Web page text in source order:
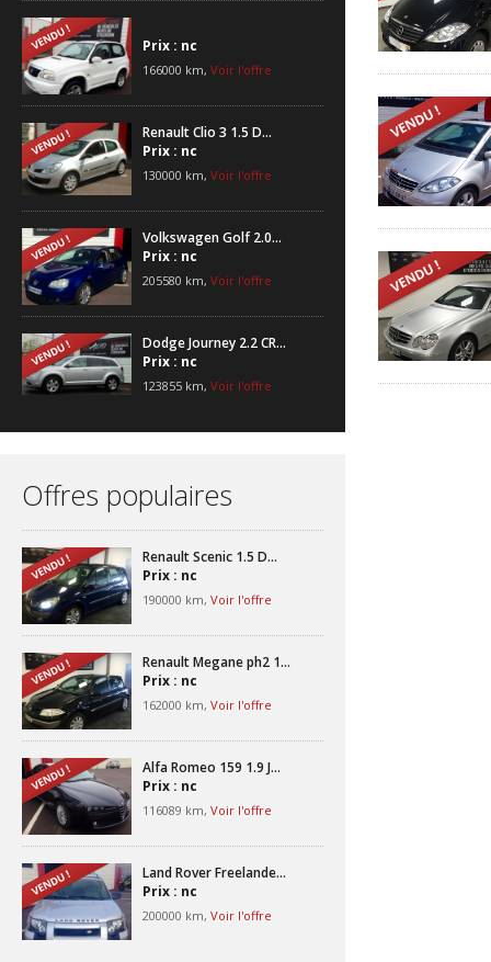
Prix : nc
166000 km, Voir l'offre
Renault Clio 3 1.5 D...
Prix : nc
130000 km, Voir l'offre
Volkswagen Golf 2.0...
Prix : nc
205580 km, Voir l'offre
Dodge Journey 2.2 CR...
Prix : nc
123855 km, Voir l'offre
Offres populaires
Renault Scenic 1.5 D...
Prix : nc
190000 km, Voir l'offre
Renault Megane ph2 1...
Prix : nc
162000 km, Voir l'offre
Alfa Romeo 159 1.9 J...
Prix : nc
116089 km, Voir l'offre
Land Rover Freelande...
Prix : nc
200000 km, Voir l'offre